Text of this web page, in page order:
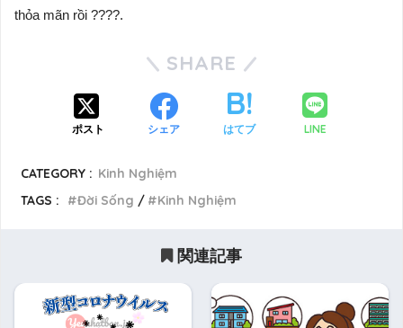
thỏa mãn rồi ????.
SHARE
ポスト シェア はてブ LINE
CATEGORY : Kinh Nghiệm
TAGS :
Đời Sống Kinh Nghiệm
関連記事